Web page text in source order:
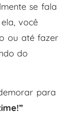
se fala
você
ou até fazer
do
para